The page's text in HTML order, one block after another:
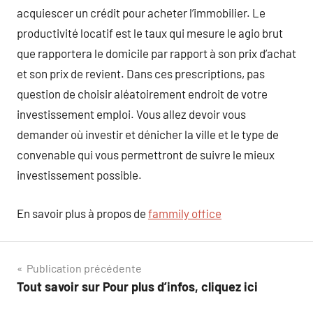
acquiescer un crédit pour acheter l’immobilier. Le
productivité locatif est le taux qui mesure le agio brut
que rapportera le domicile par rapport à son prix d’achat
et son prix de revient. Dans ces prescriptions, pas
question de choisir aléatoirement endroit de votre
investissement emploi. Vous allez devoir vous
demander où investir et dénicher la ville et le type de
convenable qui vous permettront de suivre le mieux
investissement possible.
En savoir plus à propos de fammily office
Navigation
de
Publication précédente
Tout savoir sur Pour plus d’infos, cliquez ici